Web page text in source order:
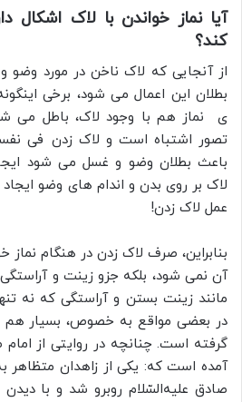
آیا نماز خواندن با لاک اشکال
کند؟
از آنجایی که لاک ناخن در مورد وضو
بطلان این اعمال می شود، برخی
ی نماز هم با وجود لاک، باطل می
تصور اشتباه است و لاک زدن فی
باعث بطلان وضو و غسل می شود
لاک بر روی بدن و اندام های وضو
عمل لاک زدن!
بنابراین، صرف لاک زدن در هنگام نماز
آن نمی شود، بلکه جزو زینت و
مانند زینت بستن و آراستگی که نه
در بعضی مواقع به خصوص، بسیار هم
گرفته است. چنانچه در روایتی از امام
آمده است که: یکی از زاهدان متظاهر
صادق علیه‌السّلام روبرو شد و با دیدن